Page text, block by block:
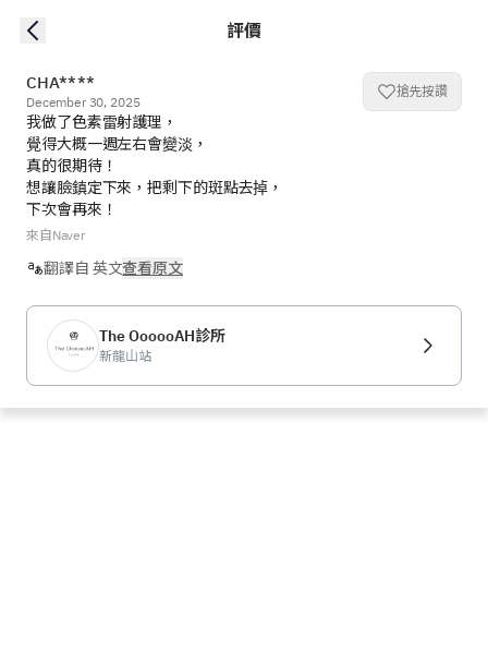
評價
CHA****
December 30, 2025
搶先按讚
我做了色素雷射護理，
覺得大概一週左右會變淡，
真的很期待！
想讓臉鎮定下來，把剩下的斑點去掉，
下次會再來！
來自Naver
翻譯自 英文查看原文
The OooooAH診所
新龍山站